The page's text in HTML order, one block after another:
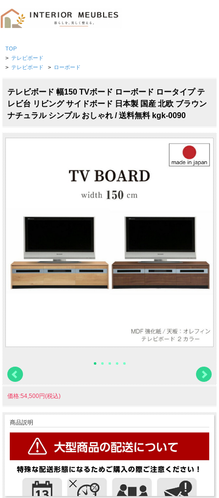
TOP
> テレビボード
> テレビボード > ローボード
テレビボード 幅150 TVボード ローボード ロータイプ テ
レビ台 リビング サイドボード 日本製 国産 北欧 ブラウン
ナチュラル シンプル おしゃれ / 送料無料 kgk-0090
価格:54,500円(税込)
商品説明